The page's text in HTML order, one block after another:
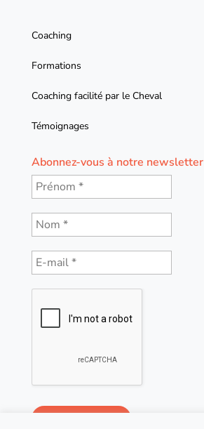
Coaching
Formations
Coaching facilité par le Cheval
Témoignages
Abonnez-vous à notre newsletter